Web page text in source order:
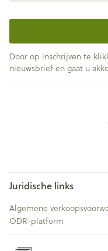
Door op inschrijven te
nieuwsbrief en gaat u
Juridische links
Algemene
ODR-platform